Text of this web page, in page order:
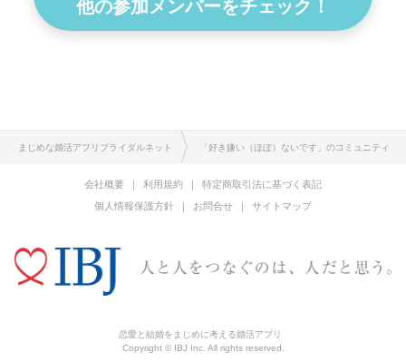
他の参加メンバーをチェック！
まじめな婚活アプリブライダルネット 「好き嫌い（ほぼ）ないです」のコミュニティ
会社概要 利用規約
特定商取引法に基づく表記
個人情報保護方針
お問合せ サイトマップ
恋愛と結婚をまじめに考える婚活アプリ
Copyright © IBJ Inc. All rights reserved.